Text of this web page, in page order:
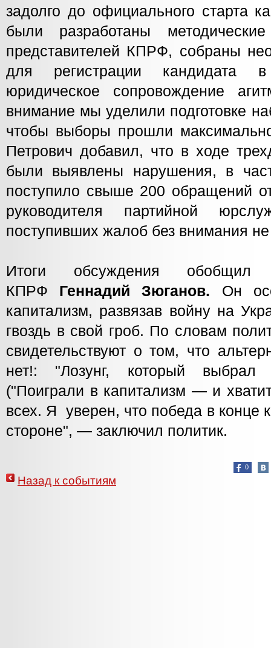
задолго до официального старта
были разработаны
представителей КПРФ, собраны
для регистрации кандидата
юридическое сопровождение
внимание мы уделили подготовке
чтобы выборы прошли
Петрович добавил, что в ходе
были выявлены нарушения, в
поступило свыше 200 обращений
руководителя партийной
поступивших жалоб без внимания не
Итоги обсуждения обобщил
КПРФ Геннадий Зюганов. Он
капитализм, развязав войну на
гвоздь в свой гроб. По словам
свидетельствуют о том, что
нет!: "Лозунг, который выбрал
("Поиграли в капитализм — и
всех. Я уверен, что победа в конце
стороне", — заключил политик.
0
Назад к событиям